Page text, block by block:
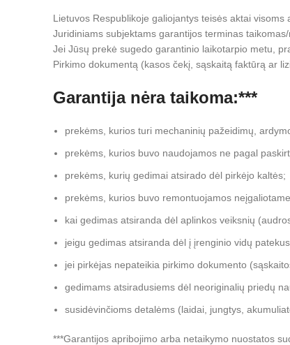
Lietuvos Respublikoje galiojantys teisės aktai
Juridiniams subjektams garantijos terminas
Jei Jūsų prekė sugedo garantinio laikotarpio metu,
Pirkimo dokumentą (kasos čekį, sąskaitą faktūrą ar
Garantija nėra taikoma:***
prekėms, kurios turi mechaninių pažeidimų,
prekėms, kurios buvo naudojamos ne pagal
prekėms, kurių gedimai atsirado dėl pirkėjo kaltės;
prekėms, kurios buvo remontuojamos
kai gedimas atsiranda dėl aplinkos veiksnių
jeigu gedimas atsiranda dėl į įrenginio vidų
jei pirkėjas nepateikia pirkimo dokumento
gedimams atsiradusiems dėl neoriginalių priedų
susidėvinčioms detalėms (laidai, jungtys,
***Garantijos apribojimo arba netaikymo nuostatos